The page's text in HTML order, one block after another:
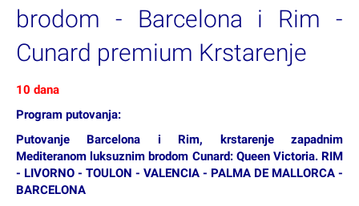
brodom - Barcelona i Rim -
Cunard premium Krstarenje
10 dana
Program putovanja:
Putovanje Barcelona i Rim, krstarenje zapadnim
Mediteranom luksuznim brodom Cunard: Queen Victoria. RIM
- LIVORNO - TOULON - VALENCIA - PALMA DE MALLORCA -
BARCELONA